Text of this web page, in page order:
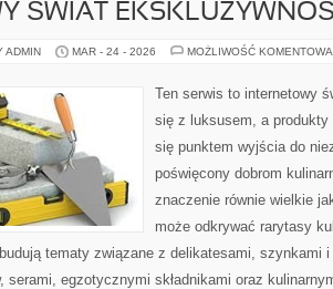
ŚWIAT
ADMIN MAR - 24 - 2026 MOŻLIWOŚĆ
Ten serwis to internetowy
się z luksusem, a
się punktem wyjścia do
poświęcony dobrom
znaczenie równie wielkie
może odkrywać rarytasy
tematy związane z delikatesami, szynkami
serami, egzotycznymi składnikami oraz